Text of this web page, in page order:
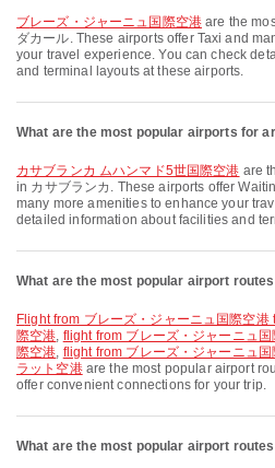
ブレーズ・ジャーニュ国際空港are the
ダカール. These airports offer Taxi and
your travel experience. You can check
and terminal layouts at these airports.
What are the most popular airports for
カサブランカ ムハンマド5世国際空港 are
in カサブランカ. These airports offer
many more amenities to enhance your
detailed information about facilities and
What are the most popular airport
flight from ブレーズ・ジャーニュ国際空港 to カサブランカ ムハンマド5世国
際空港, flight from ブレーズ・ジャーニュ
際空港, flight from ブレーズ・ジャーニュ
ラット空港are the most popular airport
offer convenient connections for your trip.
What are the most popular airport routes